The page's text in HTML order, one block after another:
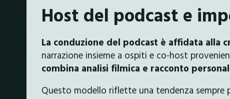
Host del podcast e
La conduzione del podcast è affidata alla
narrazione insieme a ospiti e co-host
combina analisi filmica e racconto
Questo modello riflette una tendenza sempre